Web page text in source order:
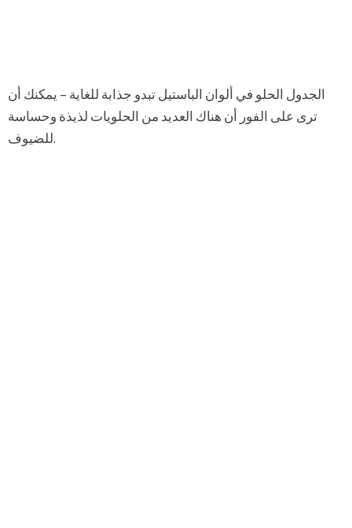
الجدول الحلو في ألوان الباستيل تبدو جذابة للغاية – يمكنك أن
ترى على الفور أن هناك العديد من الحلويات لذيذة وحساسة
للضيوف.